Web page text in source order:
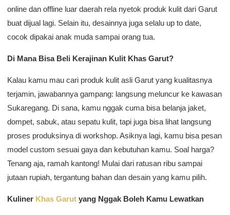
online dan offline luar daerah rela nyetok produk kulit dari Garut
buat dijual lagi. Selain itu, desainnya juga selalu up to date,
cocok dipakai anak muda sampai orang tua.
Di Mana Bisa Beli Kerajinan Kulit Khas Garut?
Kalau kamu mau cari produk kulit asli Garut yang kualitasnya
terjamin, jawabannya gampang: langsung meluncur ke kawasan
Sukaregang. Di sana, kamu nggak cuma bisa belanja jaket,
dompet, sabuk, atau sepatu kulit, tapi juga bisa lihat langsung
proses produksinya di workshop. Asiknya lagi, kamu bisa pesan
model custom sesuai gaya dan kebutuhan kamu. Soal harga?
Tenang aja, ramah kantong! Mulai dari ratusan ribu sampai
jutaan rupiah, tergantung bahan dan desain yang kamu pilih.
Kuliner Khas Garut yang Nggak Boleh Kamu Lewatkan